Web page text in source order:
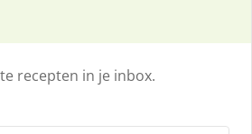
recepten in je inbox.